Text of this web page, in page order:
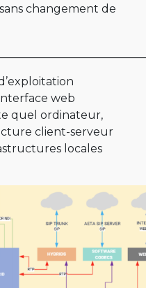
changement de
web
quel ordinateur,
client-serveur
locales